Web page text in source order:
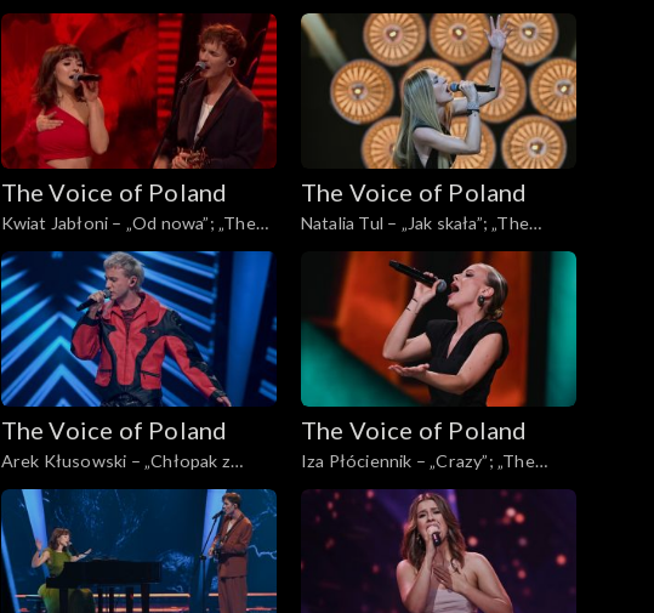
Voice of Poland”, Live, 16 listopada
2024
Voice of Poland”, Live, 9 listopada
2024
The Voice of Poland
Kwiat Jabłoni – „Od nowa”; „The
Voice of Poland”, Live, 9 listopada
2024
The Voice of Poland
Natalia Tul – „Jak skała”; „The
Voice of Poland”, Live, 9 listopada
The Voice of Poland
Arek Kłusowski – „Chłopak z
sąsiedztwa”; „The Voice of
Poland”, Live, 9 listopada 2024
The Voice of Poland
Iza Płóciennik – „Crazy”; „The
Voice of Poland”, Live, 9 listopada
2024